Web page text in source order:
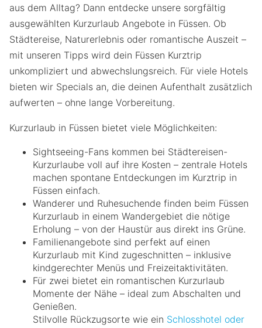
aus dem Alltag? Dann entdecke unsere sorgfältig
ausgewählten Kurzurlaub Angebote in Füssen. Ob
Städtereise, Naturerlebnis oder romantische Auszeit –
mit unseren Tipps wird dein Füssen Kurztrip
unkompliziert und abwechslungsreich. Für viele Hotels
bieten wir Specials an, die deinen Aufenthalt zusätzlich
aufwerten – ohne lange Vorbereitung.
Kurzurlaub in Füssen bietet viele Möglichkeiten:
Sightseeing-Fans kommen bei Städtereisen-
Kurzurlaube voll auf ihre Kosten – zentrale Hotels
machen spontane Entdeckungen im Kurztrip in
Füssen einfach.
Wanderer und Ruhesuchende finden beim Füssen
Kurzurlaub in einem Wandergebiet die nötige
Erholung – von der Haustür aus direkt ins Grüne.
Familienangebote sind perfekt auf einen
Kurzurlaub mit Kind zugeschnitten – inklusive
kindgerechter Menüs und Freizeitaktivitäten.
Für zwei bietet ein romantischen Kurzurlaub
Momente der Nähe – ideal zum Abschalten und
Genießen.
Stilvolle Rückzugsorte wie ein Schlosshotel oder